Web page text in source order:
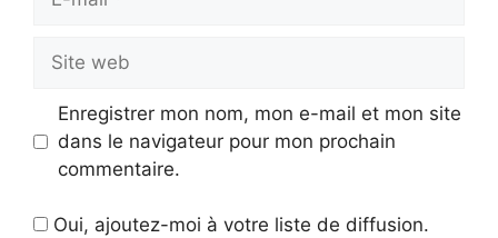
mail
web
Enregistrer mon nom, mon e-mail et mon site
dans le navigateur pour mon prochain
commentaire.
Oui, ajoutez-moi à votre liste de diffusion.